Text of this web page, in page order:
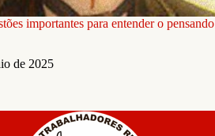
importantes para entender o pensando
de 2025